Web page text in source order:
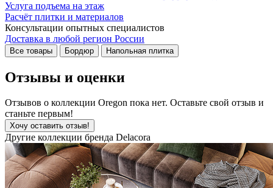
Услуга подъема на этаж
Расчёт плитки и материалов
Консультации опытных специалистов
Доставка в любой регион России
Все товары Бордюр Напольная плитка
Отзывы и оценки
Отзывов о коллекции Oregon пока нет. Оставьте свой отзыв и
станьте первым!
Хочу оставить отзыв!
Другие коллекции бренда Delacora